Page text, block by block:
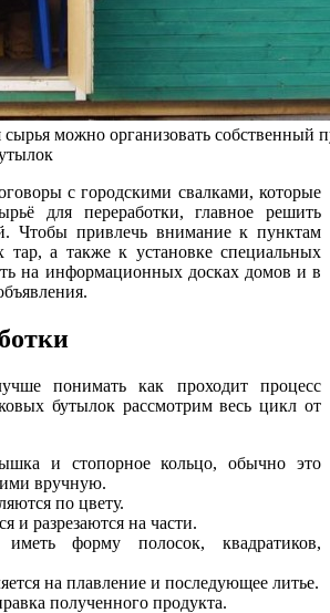
можно организовать собственный
с городскими свалками, которые
для переработки, главное решить
Чтобы привлечь внимание к пунктам
тар, а также к установке специальных
на информационных досках домов и в
понимать как проходит процесс
бутылок рассмотрим весь цикл от
и стопорное кольцо, обычно это
вручную.
по цвету.
и разрезаются на части.
форму полосок, квадратиков,
на плавление и последующее литье.
полученного продукта.